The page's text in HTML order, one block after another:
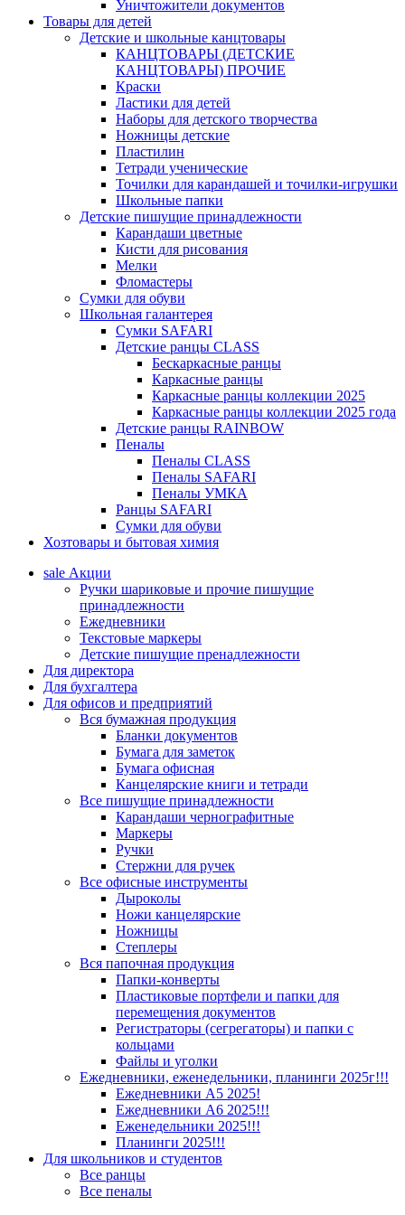
Уничтожители документов
Товары для детей
Детские и школьные канцтовары
КАНЦТОВАРЫ (ДЕТСКИЕ
КАНЦТОВАРЫ) ПРОЧИЕ
Краски
Ластики для детей
Наборы для детского творчества
Ножницы детские
Пластилин
Тетради ученические
Точилки для карандашей и точилки-игрушки
Школьные папки
Детские пишущие принадлежности
Карандаши цветные
Кисти для рисования
Мелки
Фломастеры
Сумки для обуви
Школьная галантерея
Cумки SAFARI
Детские ранцы CLASS
Беcкаркасные ранцы
Каркасные ранцы
Каркасные ранцы коллекции 2025
Каркасные ранцы коллекции 2025 года
Детские ранцы RAINBOW
Пеналы
Пеналы CLASS
Пеналы SAFARI
Пеналы УМКА
Ранцы SAFARI
Сумки для обуви
Хозтовары и бытовая химия
sale Акции
Ручки шариковые и прочие пишущие
принадлежности
Ежедневники
Текстовые маркеры
Детские пишущие пренадлежности
Для директора
Для бухгалтера
Для офисов и предприятий
Вся бумажная продукция
Бланки документов
Бумага для заметок
Бумага офисная
Канцелярские книги и тетради
Все пишущие принадлежности
Карандаши чернографитные
Маркеры
Ручки
Стержни для ручек
Все офисные инструменты
Дыроколы
Ножи канцелярские
Ножницы
Степлеры
Вся папочная продукция
Папки-конверты
Пластиковые портфели и папки для
перемещения документов
Регистраторы (сегрегаторы) и папки с
кольцами
Файлы и уголки
Ежедневники, еженедельники, планинги 2025г!!!
Ежедневники А5 2025!
Ежедневники А6 2025!!!
Еженедельники 2025!!!
Планинги 2025!!!
Для школьников и студентов
Все ранцы
Все пеналы